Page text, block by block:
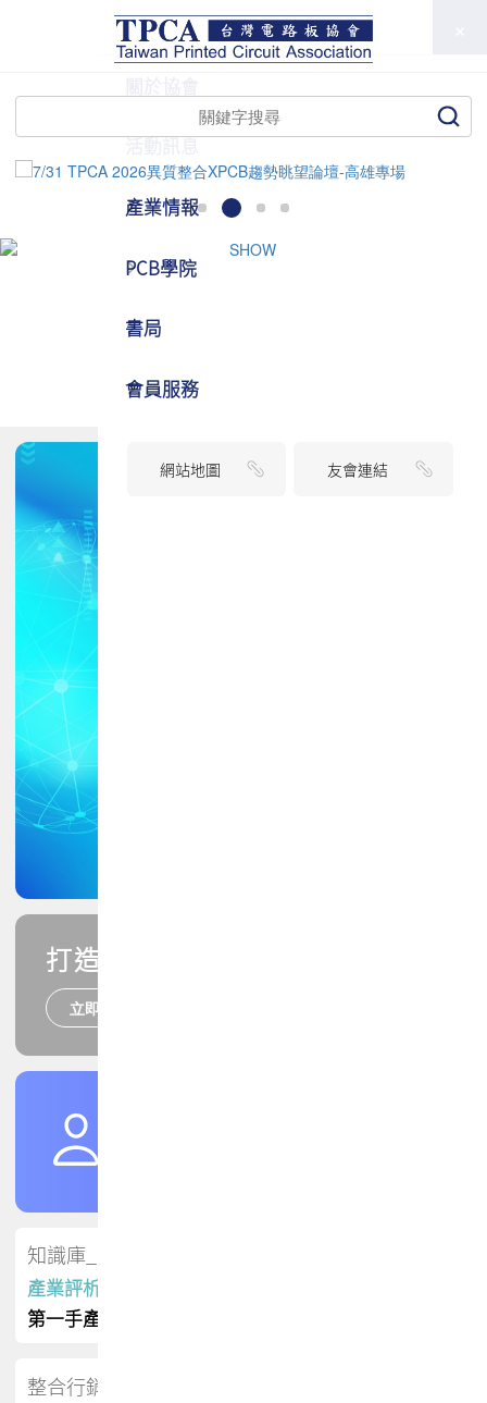
打造您的PCB專業技能
立即報名
知識庫_會員專屬
產業評析報告
第一手產業資訊
整合行銷
TPCA
活動訊息
產業情報
PCB學院
書局
會員服務
網站地圖 友會連結